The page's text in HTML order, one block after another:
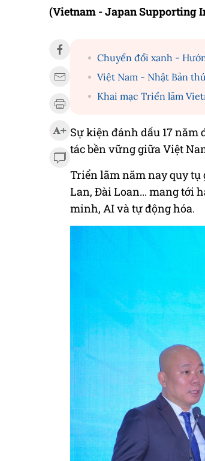
(Vietnam - Japan Supporting
Chuyển đổi xanh -
Việt Nam - Nhật Bản
Khai mạc Triển lãm
Sự kiện đánh dấu 17
tác bền vững giữa Việt
Triển lãm năm nay quy tụ
Lan, Đài Loan... mang tới
minh, AI và tự động hóa.